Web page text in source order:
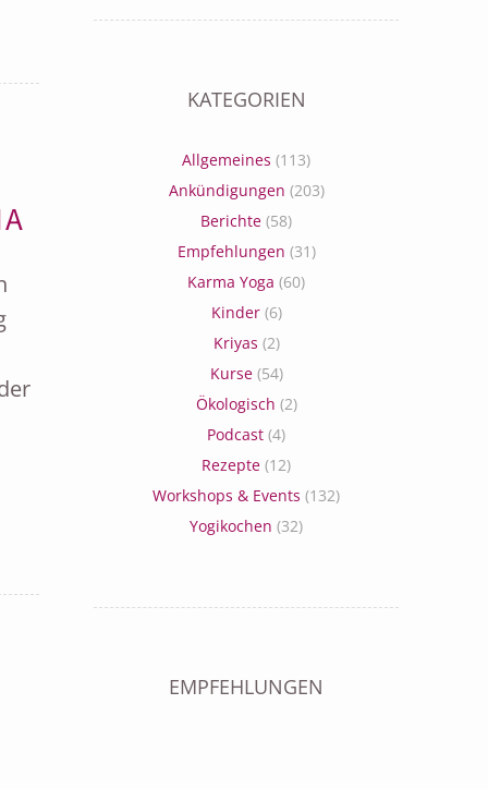
KATEGORIEN
Allgemeines (113)
Ankündigungen (203)
Berichte (58)
Empfehlungen (31)
Karma Yoga (60)
Kinder(6)
Kriyas (2)
Kurse(54)
Ökologisch (2)
Podcast (4)
Rezepte (12)
Workshops & Events (132)
Yogikochen (32)
EMPFEHLUNGEN